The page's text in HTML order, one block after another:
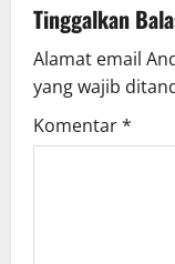
v
i
g
Tinggalkan
Alamat email
yang wajib
Komentar*